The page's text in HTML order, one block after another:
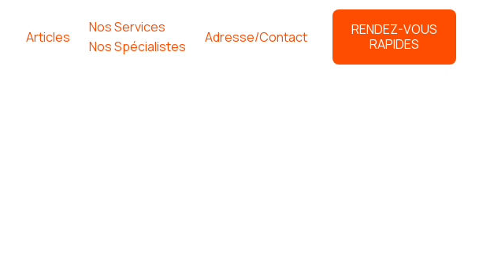
Articles
Nos Services
Nos Spécialistes
Adresse/Contact
RENDEZ-VOUS
RAPIDES